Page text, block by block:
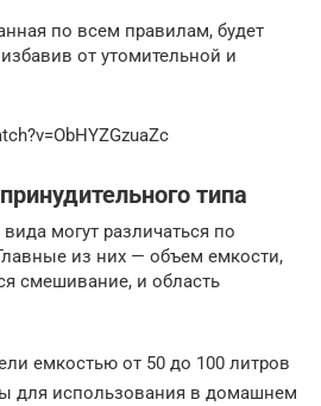
по всем правилам, будет
от утомительной и
типа
могут различаться по
из них — объем емкости,
смешивание, и область
емкостью от 50 до 100 литров
для использования в домашнем